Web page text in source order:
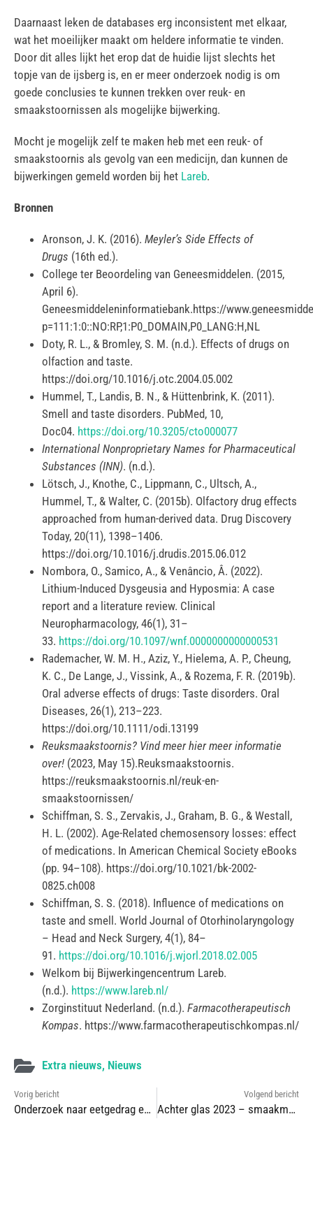
Daarnaast leken de databases erg inconsistent met elkaar,
wat het moeilijker maakt om heldere informatie te vinden.
Door dit alles lijkt het erop dat de huidie lijst slechts het
topje van de ijsberg is, en er meer onderzoek nodig is om
goede conclusies te kunnen trekken over reuk- en
smaakstoornissen als mogelijke bijwerking.
Mocht je mogelijk zelf te maken heb met een reuk- of
smaakstoornis als gevolg van een medicijn, dan kunnen de
bijwerkingen gemeld worden bij het Lareb.
Bronnen
Aronson, J. K. (2016). Meyler’s Side Effects of
Drugs (16th ed.).
College ter Beoordeling van Geneesmiddelen. (2015,
April 6).
Geneesmiddeleninformatiebank.https://
p=111:1:0::NO:RP,1:P0_DOMAIN,P0_LANG:H,NL
Doty, R. L., & Bromley, S. M. (n.d.). Effects of drugs on
olfaction and taste.
https://doi.org/10.1016/j.otc.2004.05.002
Hummel, T., Landis, B. N., & Hüttenbrink, K. (2011).
Smell and taste disorders. PubMed, 10,
Doc04. https://doi.org/10.3205/cto000077
International Nonproprietary Names for Pharmaceutical
Substances (INN). (n.d.).
Lötsch, J., Knothe, C., Lippmann, C., Ultsch, A.,
Hummel, T., & Walter, C. (2015b). Olfactory drug effects
approached from human-derived data. Drug Discovery
Today, 20(11), 1398–1406.
https://doi.org/10.1016/j.drudis.2015.06.012
Nombora, O., Samico, A., & Venâncio, Â. (2022).
Lithium-Induced Dysgeusia and Hyposmia: A case
report and a literature review. Clinical
Neuropharmacology, 46(1), 31–
33. https://doi.org/10.1097/wnf.0000000000000531
Rademacher, W. M. H., Aziz, Y., Hielema, A. P., Cheung,
K. C., De Lange, J., Vissink, A., & Rozema, F. R. (2019b).
Oral adverse effects of drugs: Taste disorders. Oral
Diseases, 26(1), 213–223.
https://doi.org/10.1111/odi.13199
Reuksmaakstoornis? Vind meer hier meer informatie
over! (2023, May 15).Reuksmaakstoornis.
https://reuksmaakstoornis.nl/reuk-en-
smaakstoornissen/
Schiffman, S. S., Zervakis, J., Graham, B. G., & Westall,
H. L. (2002). Age-Related chemosensory losses: effect
of medications. In American Chemical Society eBooks
(pp. 94–108). https://doi.org/10.1021/bk-2002-
0825.ch008
Schiffman, S. S. (2018). Influence of medications on
taste and smell. World Journal of Otorhinolaryngology
– Head and Neck Surgery, 4(1), 84–
91. https://doi.org/10.1016/j.wjorl.2018.02.005
Welkom bij Bijwerkingencentrum Lareb.
(n.d.). https://www.lareb.nl/
Zorginstituut Nederland. (n.d.). Farmacotherapeutisch
Kompas. https://www.farmacotherapeutischkompas.nl/
Extra nieuws, Nieuws
Vorig bericht
Onderzoek naar eetgedrag en plezier in eten bij mensen met reukverlies
Volgend bericht
Achter glas 2023 – smaakmakers